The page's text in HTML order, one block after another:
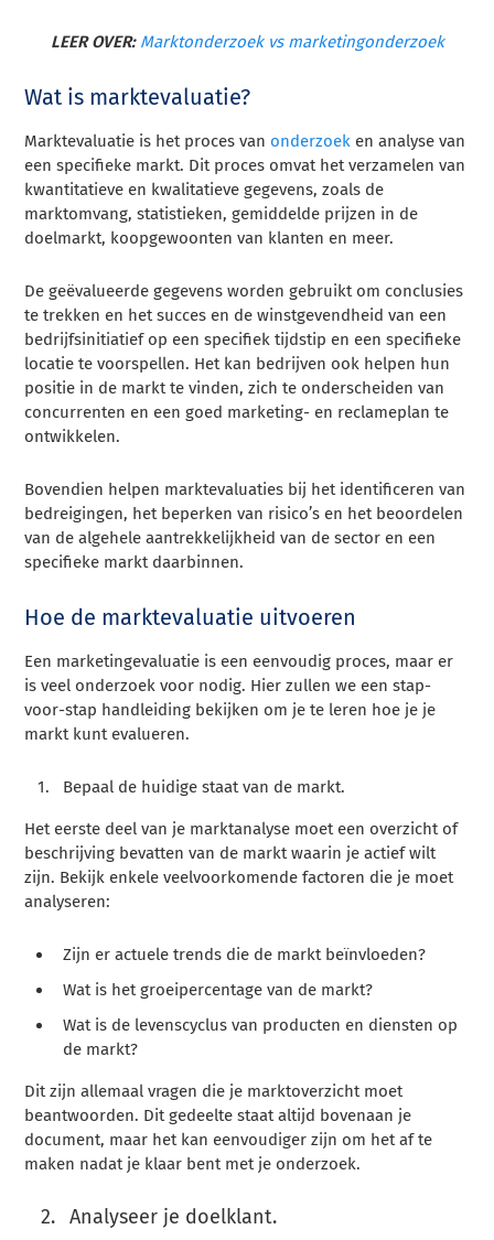
LEER OVER: Marktonderzoek vs marketingonderzoek
Wat is marktevaluatie?
Marktevaluatie is het proces van onderzoek en analyse van
een specifieke markt. Dit proces omvat het verzamelen van
kwantitatieve en kwalitatieve gegevens, zoals de
marktomvang, statistieken, gemiddelde prijzen in de
doelmarkt, koopgewoonten van klanten en meer.
De geëvalueerde gegevens worden gebruikt om conclusies
te trekken en het succes en de winstgevendheid van een
bedrijfsinitiatief op een specifiek tijdstip en een specifieke
locatie te voorspellen. Het kan bedrijven ook helpen hun
positie in de markt te vinden, zich te onderscheiden van
concurrenten en een goed marketing- en reclameplan te
ontwikkelen.
Bovendien helpen marktevaluaties bij het identificeren van
bedreigingen, het beperken van risico’s en het beoordelen
van de algehele aantrekkelijkheid van de sector en een
specifieke markt daarbinnen.
Hoe de marktevaluatie uitvoeren
Een marketingevaluatie is een eenvoudig proces, maar er
is veel onderzoek voor nodig. Hier zullen we een stap-
voor-stap handleiding bekijken om je te leren hoe je je
markt kunt evalueren.
Bepaal de huidige staat van de markt.
Het eerste deel van je marktanalyse moet een overzicht of
beschrijving bevatten van de markt waarin je actief wilt
zijn. Bekijk enkele veelvoorkomende factoren die je moet
analyseren:
Zijn er actuele trends die de markt beïnvloeden?
Wat is het groeipercentage van de markt?
Wat is de levenscyclus van producten en diensten op
de markt?
Dit zijn allemaal vragen die je marktoverzicht moet
beantwoorden. Dit gedeelte staat altijd bovenaan je
document, maar het kan eenvoudiger zijn om het af te
maken nadat je klaar bent met je onderzoek.
Analyseer je doelklant.